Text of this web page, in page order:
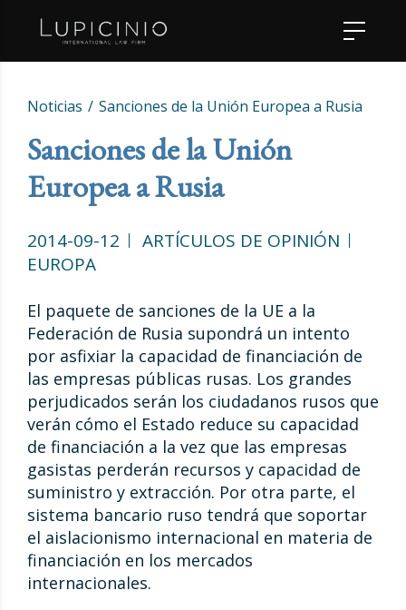
Noticias Sanciones de la Unión Europea a Rusia
Sanciones de la Unión
Europea a Rusia
2014-09-12
ARTÍCULOS DE OPINIÓN
EUROPA
El paquete de sanciones de la UE a la
Federación de Rusia supondrá un intento
por asfixiar la capacidad de financiación de
las empresas públicas rusas. Los grandes
perjudicados serán los ciudadanos rusos que
verán cómo el Estado reduce su capacidad
de financiación a la vez que las empresas
gasistas perderán recursos y capacidad de
suministro y extracción. Por otra parte, el
sistema bancario ruso tendrá que soportar
el aislacionismo internacional en materia de
financiación en los mercados
internacionales.